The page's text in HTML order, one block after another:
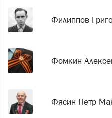
Филиппов
Фомкин
Фясин Петр